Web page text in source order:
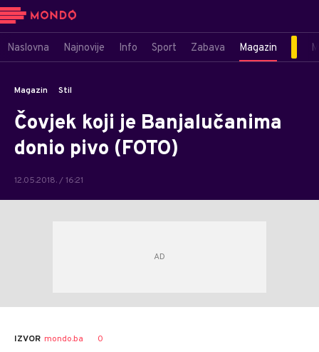
Naslovna Najnovije Info Sport Zabava Magazin
Magazin Stil
Čovjek koji je Banjalučanima
donio pivo (FOTO)
12.05.2018. / 16:21
AUTOR Stanić
IZVOR mondo.ba 0